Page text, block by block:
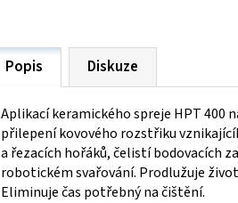
Popis Diskuze
Aplikacíkeramického spreje HPT 400
přilepení kovového rozstřiku
a řezacích hořáků, čelistí bodovacích
robotickém svařování. Prodlužuje
Eliminuje čas potřebný na čištění.